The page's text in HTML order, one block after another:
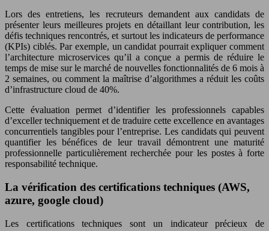
Lors des entretiens, les recruteurs demandent aux candidats de
présenter leurs meilleures projets en détaillant leur contribution, les
défis techniques rencontrés, et surtout les indicateurs de performance
(KPIs) ciblés. Par exemple, un candidat pourrait expliquer comment
l’architecture microservices qu’il a conçue a permis de réduire le
temps de mise sur le marché de nouvelles fonctionnalités de 6 mois à
2 semaines, ou comment la maîtrise d’algorithmes a réduit les coûts
d’infrastructure cloud de 40%.
Cette évaluation permet d’identifier les professionnels capables
d’exceller techniquement et de traduire cette excellence en avantages
concurrentiels tangibles pour l’entreprise. Les candidats qui peuvent
quantifier les bénéfices de leur travail démontrent une maturité
professionnelle particulièrement recherchée pour les postes à forte
responsabilité technique.
La vérification des certifications techniques (AWS,
azure, google cloud)
Les certifications techniques sont un indicateur précieux de